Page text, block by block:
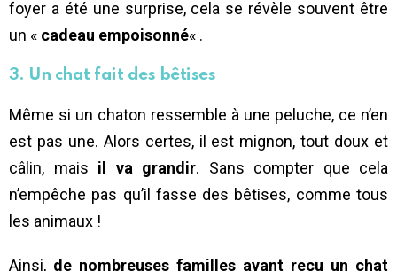
foyer a été une surprise, cela se révèle souvent être
un « cadeau empoisonné« .
3. Un chat fait des bêtises
Même si un chaton ressemble à une peluche, ce n’en
est pas une. Alors certes, il est mignon, tout doux et
câlin, mais il va grandir. Sans compter que cela
n’empêche pas qu’il fasse des bêtises, comme tous
les animaux !
Ainsi, de nombreuses familles ayant reçu un chat